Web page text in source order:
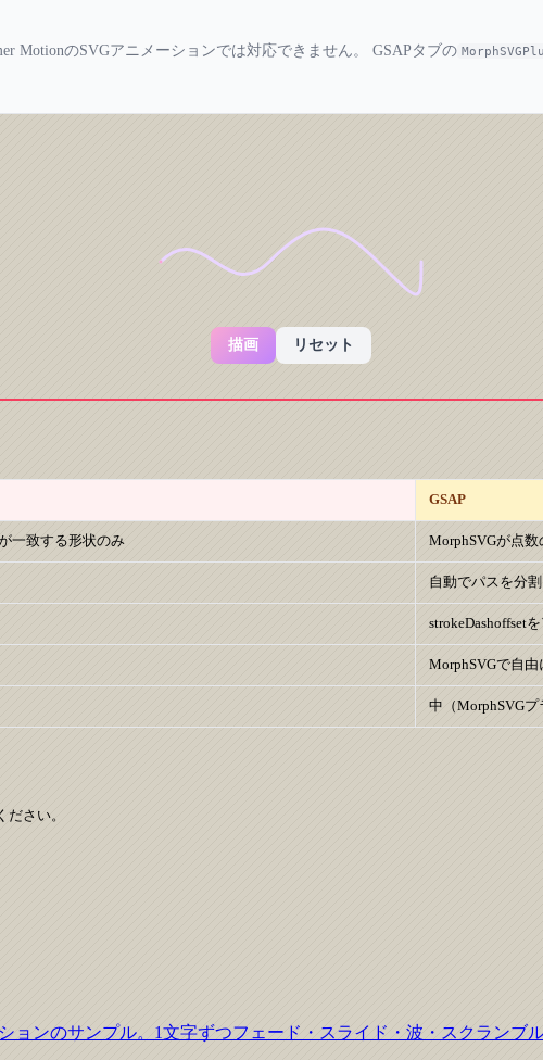
MotionのSVGアニメーションでは対応できません。 GSAPタブの
描画 リセット
GSAP
一致する形状のみ MorphSVGが点
自動でパスを分
strokeDashoffset
MorphSVGで自
中（MorphSVGプ
さい。
ョンのサンプル。1文字ずつフェード・スライド・波・スクラン